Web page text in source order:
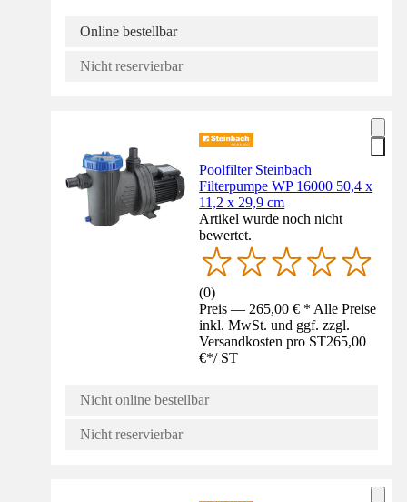
Online bestellbar
Nicht reservierbar
Poolfilter Steinbach
Filterpumpe WP 16000 50,4 x
11,2 x 29,9 cm
Artikel wurde noch nicht
bewertet.
(0)
Preis — 265,00 € * Alle Preise
inkl. MwSt. und ggf. zzgl.
Versandkosten pro ST265,00
€*/ ST
Nicht online bestellbar
Nicht reservierbar